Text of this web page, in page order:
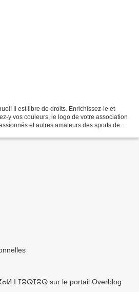
Il est libre de droits. Enrichissez-le et
y vos couleurs, le logo de votre association
et autres amateurs des sports de
ⵏ ⵊⴻⵕⵊⴻⵕ sur le portail Overblog